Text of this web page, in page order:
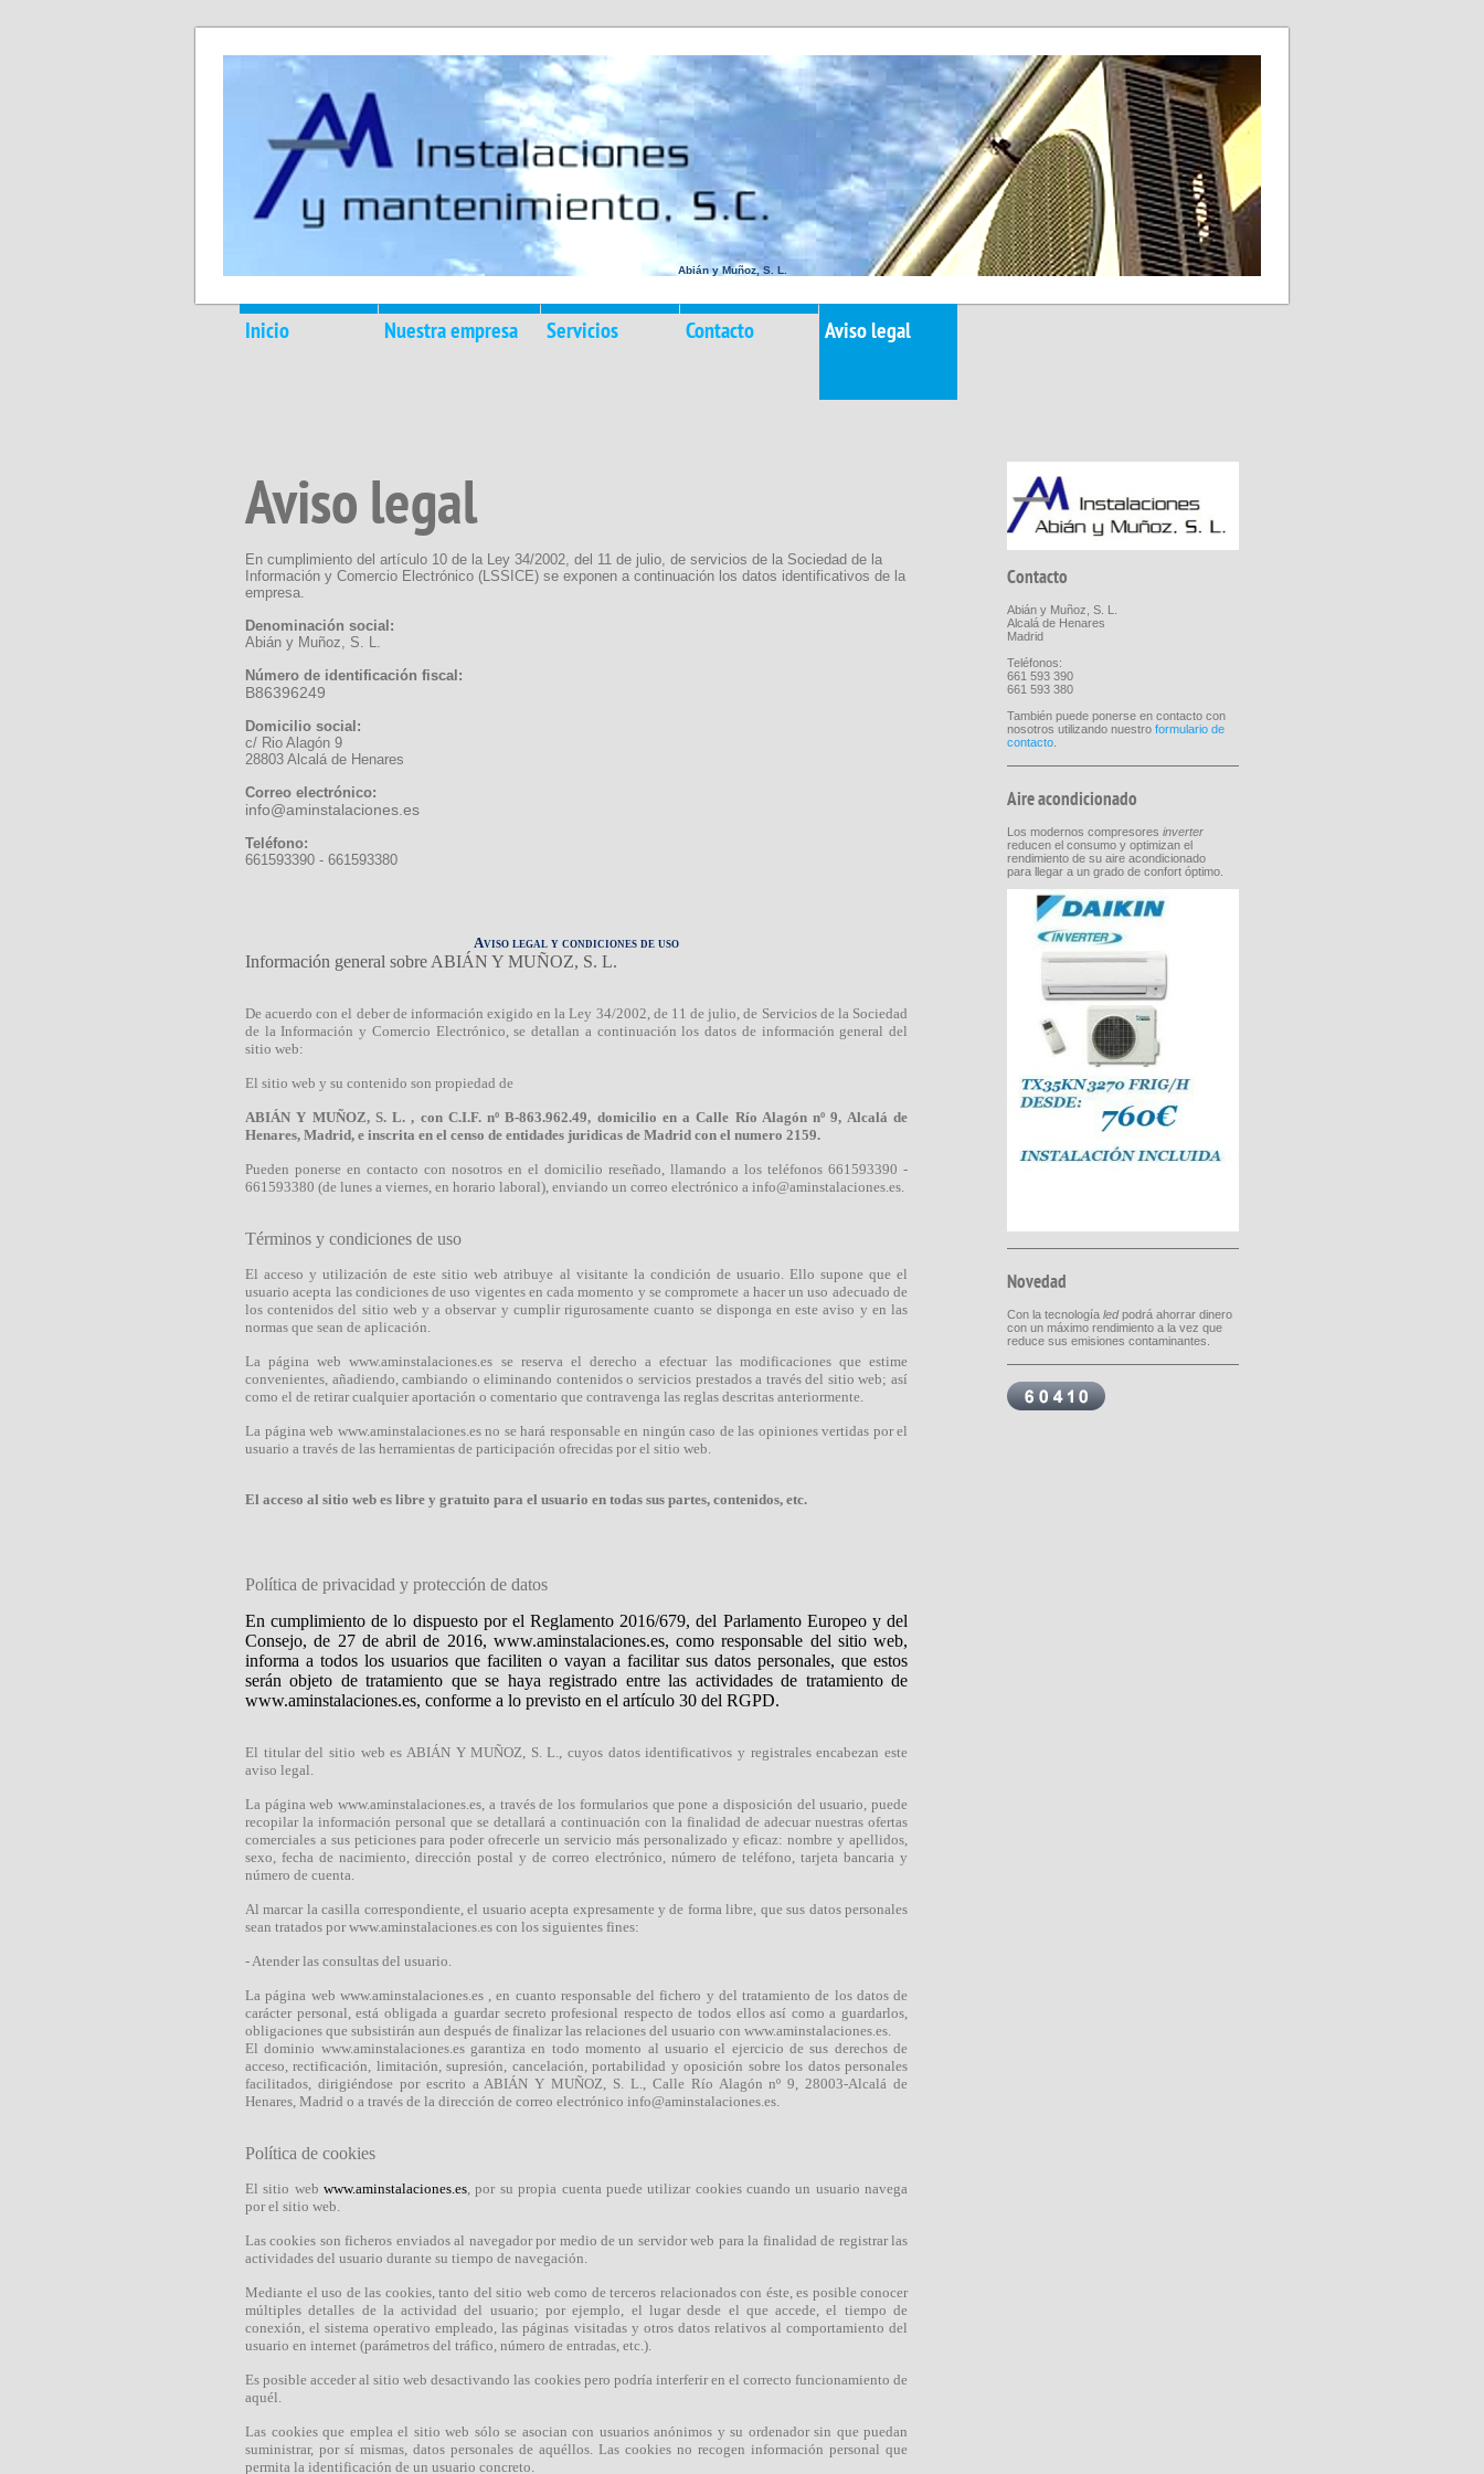
Abián y Muñoz, S. L.
Inicio Nuestra empresa Servicios Contacto Aviso legal
Aviso legal
En cumplimiento del artículo 10 de la Ley 34/2002, del 11 de julio, de servicios de la Sociedad de la
Información y Comercio Electrónico (LSSICE) se exponen a continuación los datos identificativos de la
empresa.
Denominación social:
Abián y Muñoz, S. L.
Número de identificación fiscal:
B86396249
Domicilio social:
c/ Rio Alagón 9
28803 Alcalá de Henares
Correo electrónico:
info@aminstalaciones.es
Teléfono:
661593390 - 661593380
Aviso legal y condiciones de uso
Información general sobre ABIÁN Y MUÑOZ, S. L.
De acuerdo con el deber de información exigido en la Ley 34/2002, de 11 de julio, de Servicios de la Sociedad
de la Información y Comercio Electrónico, se detallan a continuación los datos de información general del
sitio web:
El sitio web y su contenido son propiedad de
ABIÁN Y MUÑOZ, S. L. , con C.I.F. nº B-863.962.49, domicilio en a Calle Río Alagón nº 9, Alcalá de
Henares, Madrid, e inscrita en el censo de entidades juridicas de Madrid con el numero 2159.
Pueden ponerse en contacto con nosotros en el domicilio reseñado, llamando a los teléfonos 661593390 -
661593380 (de lunes a viernes, en horario laboral), enviando un correo electrónico a info@aminstalaciones.es.
Términos y condiciones de uso
El acceso y utilización de este sitio web atribuye al visitante la condición de usuario. Ello supone que el
usuario acepta las condiciones de uso vigentes en cada momento y se compromete a hacer un uso adecuado de
los contenidos del sitio web y a observar y cumplir rigurosamente cuanto se disponga en este aviso y en las
normas que sean de aplicación.
La página web www.aminstalaciones.es se reserva el derecho a efectuar las modificaciones que estime
convenientes, añadiendo, cambiando o eliminando contenidos o servicios prestados a través del sitio web; así
como el de retirar cualquier aportación o comentario que contravenga las reglas descritas anteriormente.
La página web www.aminstalaciones.es no se hará responsable en ningún caso de las opiniones vertidas por el
usuario a través de las herramientas de participación ofrecidas por el sitio web.
El acceso al sitio web es libre y gratuito para el usuario en todas sus partes, contenidos, etc.
Política de privacidad y protección de datos
En cumplimiento de lo dispuesto por el Reglamento 2016/679, del Parlamento Europeo y del
Consejo, de 27 de abril de 2016, www.aminstalaciones.es, como responsable del sitio web,
informa a todos los usuarios que faciliten o vayan a facilitar sus datos personales, que estos
serán objeto de tratamiento que se haya registrado entre las actividades de tratamiento de
www.aminstalaciones.es, conforme a lo previsto en el artículo 30 del RGPD.
El titular del sitio web es ABIÁN Y MUÑOZ, S. L., cuyos datos identificativos y registrales encabezan este
aviso legal.
La página web www.aminstalaciones.es, a través de los formularios que pone a disposición del usuario, puede
recopilar la información personal que se detallará a continuación con la finalidad de adecuar nuestras ofertas
comerciales a sus peticiones para poder ofrecerle un servicio más personalizado y eficaz: nombre y apellidos,
sexo, fecha de nacimiento, dirección postal y de correo electrónico, número de teléfono, tarjeta bancaria y
número de cuenta.
Al marcar la casilla correspondiente, el usuario acepta expresamente y de forma libre, que sus datos personales
sean tratados por www.aminstalaciones.es con los siguientes fines:
- Atender las consultas del usuario.
La página web www.aminstalaciones.es , en cuanto responsable del fichero y del tratamiento de los datos de
carácter personal, está obligada a guardar secreto profesional respecto de todos ellos así como a guardarlos,
obligaciones que subsistirán aun después de finalizar las relaciones del usuario con www.aminstalaciones.es.
El dominio www.aminstalaciones.es garantiza en todo momento al usuario el ejercicio de sus derechos de
acceso, rectificación, limitación, supresión, cancelación, portabilidad y oposición sobre los datos personales
facilitados, dirigiéndose por escrito a ABIÁN Y MUÑOZ, S. L., Calle Río Alagón nº 9, 28003-Alcalá de
Henares, Madrid o a través de la dirección de correo electrónico info@aminstalaciones.es.
Política de cookies
El sitio webwww.aminstalaciones.es, por su propia cuenta puede utilizar cookies cuando un usuario navega
por el sitio web.
Las cookies son ficheros enviados al navegador por medio de un servidor web para la finalidad de registrar las
actividades del usuario durante su tiempo de navegación.
Mediante el uso de las cookies, tanto del sitio web como de terceros relacionados con éste, es posible conocer
múltiples detalles de la actividad del usuario; por ejemplo, el lugar desde el que accede, el tiempo de
conexión, el sistema operativo empleado, las páginas visitadas y otros datos relativos al comportamiento del
usuario en internet (parámetros del tráfico, número de entradas, etc.).
Es posible acceder al sitio web desactivando las cookies pero podría interferir en el correcto funcionamiento de
aquél.
Las cookies que emplea el sitio web sólo se asocian con usuarios anónimos y su ordenador sin que puedan
suministrar, por sí mismas, datos personales de aquéllos. Las cookies no recogen información personal que
permita la identificación de un usuario concreto.
Contacto
Abián y Muñoz, S. L.
Alcalá de Henares
Madrid
Teléfonos:
661 593 390
661 593 380
También puede ponerse en contacto con
nosotros utilizando nuestro formulario de
contacto
Aire acondicionado
Los modernos compresores inverter
reducen el consumo y optimizan el
rendimiento de su aire acondicionado
para llegar a un grado de confort óptimo.
Novedad
Con la tecnología ledpodrá ahorrar dinero
con un máximo rendimiento a la vez que
reduce sus emisiones contaminantes.